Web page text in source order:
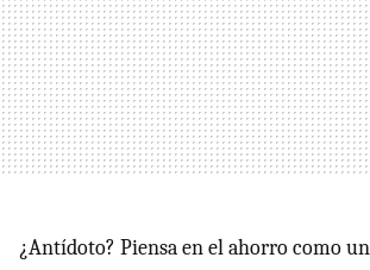
¿Antídoto? Piensa en el ahorro como